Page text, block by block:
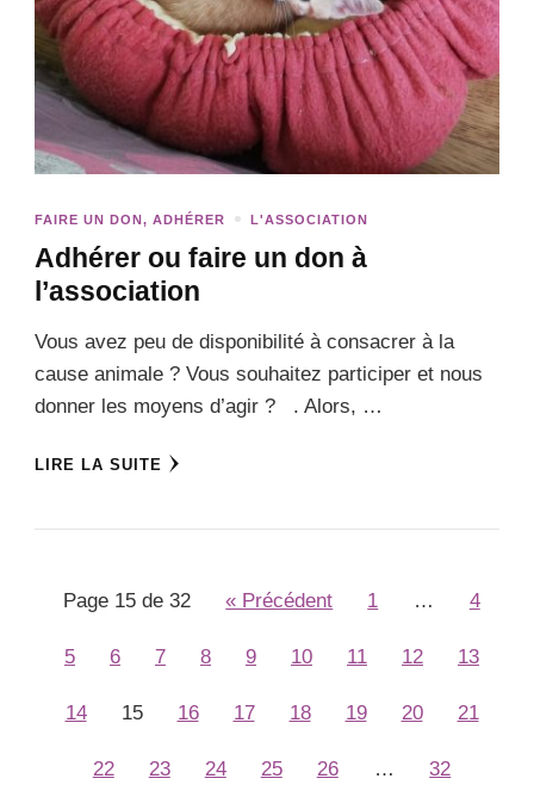
FAIRE UN DON, ADHÉRER L'ASSOCIATION
Adhérer ou faire un don à
l’association
Vous avez peu de disponibilité à consacrer à la
cause animale ? Vous souhaitez participer et nous
donner les moyens d’agir ? . Alors, …
LIRE LA SUITE
Page 15 de 32 « Précédent 1 … 4
5 6 7 8 9 10 11 12 13
14 15 16 17 18 19 20 21
22 23 24 25 26 … 32